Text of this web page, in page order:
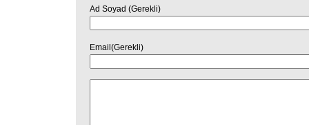
Ad Soyad (Gerekli)
Email(Gerekli)